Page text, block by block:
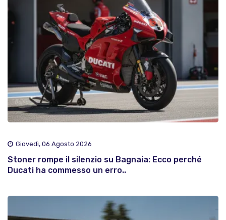
Giovedì, 06 Agosto 2026
Stoner rompe il silenzio su Bagnaia: Ecco perché
Ducati ha commesso un erro..